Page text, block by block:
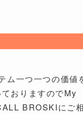
一つ一つの価値
おりますのでMy
BROSKIにご相